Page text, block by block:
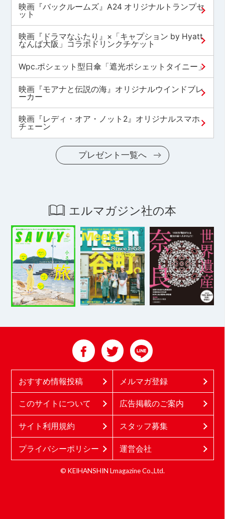
映画『バックルームズ』A24 オリジナルトランプセ
ット
映画『ドラマなふたり』×「キャプション by Hyatt
なんば大阪」コラボドリンクチケット
Wpc.ポシェット型日傘「遮光ポシェットタイニー」
映画『モアナと伝説の海』オリジナルウインドブレ
ーカー
映画『レディ・オア・ノット2』オリジナルスマホ
チェーン
プレゼント一覧へ
エルマガジン社の本
おすすめ情報投稿 メルマガ登録
このサイトについて 広告掲載のご案内
サイト利用規約 スタッフ募集
プライバシーポリシー 運営会社
© KEIHANSHIN Lmagazine Co.,Ltd.